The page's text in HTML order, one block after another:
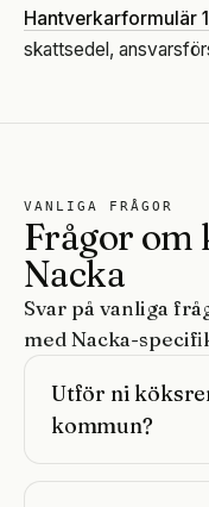
Hantverkarformulär
skattsedel,
VANLIGA FRÅGOR
Frågor om
Nacka
Svar på vanliga
med Nacka-
Utför ni
kommun?